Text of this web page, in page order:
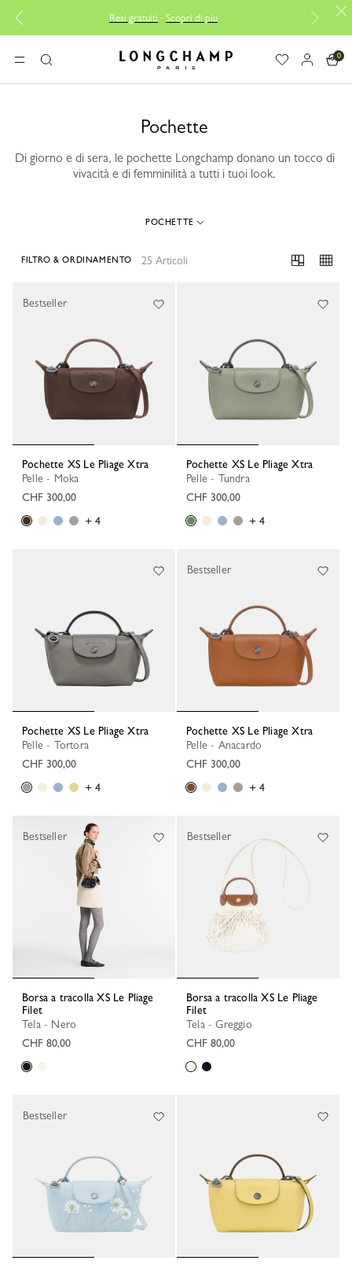
Resi gratuiti -Scopri di piu
MENURicerca Longchamp - Home
0
Pochette
Di giorno e di sera, le pochette Longchamp donano un tocco di
vivacità e di femminilità a tutti i tuoi look.
POCHETTE
25 Articoli
FILTRO & ORDINAMENTO
Pochette XS Le Pliage Xtra
Pelle - Moka
CHF 300,00
+ 4
Bestseller
Pochette XS Le Pliage Xtra
Pelle - Tundra
CHF 300,00
+ 4
Pochette XS Le Pliage Xtra
Pelle - Tortora
CHF 300,00
+ 4
Pochette XS Le Pliage Xtra
Pelle - Anacardo
CHF 300,00
+ 4
Bestseller
Borsa a tracolla XS Le Pliage
Filet
Tela - Nero
CHF 80,00
Bestseller
Borsa a tracolla XS Le Pliage
Filet
Tela - Greggio
CHF 80,00
Bestseller
Bestseller